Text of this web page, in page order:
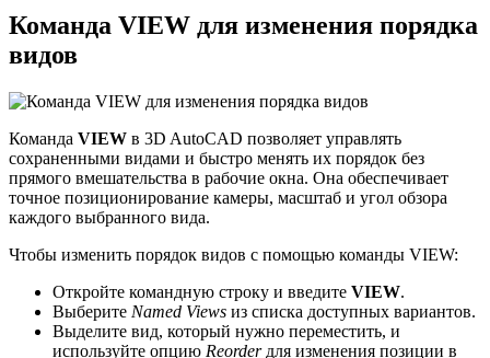
Команда VIEW для изменения порядка
видов
Команда VIEW в 3D AutoCAD позволяет управлять
сохраненными видами и быстро менять их порядок без
прямого вмешательства в рабочие окна. Она обеспечивает
точное позиционирование камеры, масштаб и угол обзора
каждого выбранного вида.
Чтобы изменить порядок видов с помощью команды VIEW:
Откройте командную строку и введите VIEW.
Выберите Named Views из списка доступных вариантов.
Выделите вид, который нужно переместить, и
используйте опцию Reorderдля изменения позиции в